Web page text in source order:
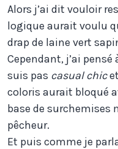
Alors j’ai dit vouloir
logique aurait voulu
drap de laine vert
Cependant, j’ai
suis pas casual chic
coloris aurait bloqué
base de surchemises
pêcheur.
Et puis comme je